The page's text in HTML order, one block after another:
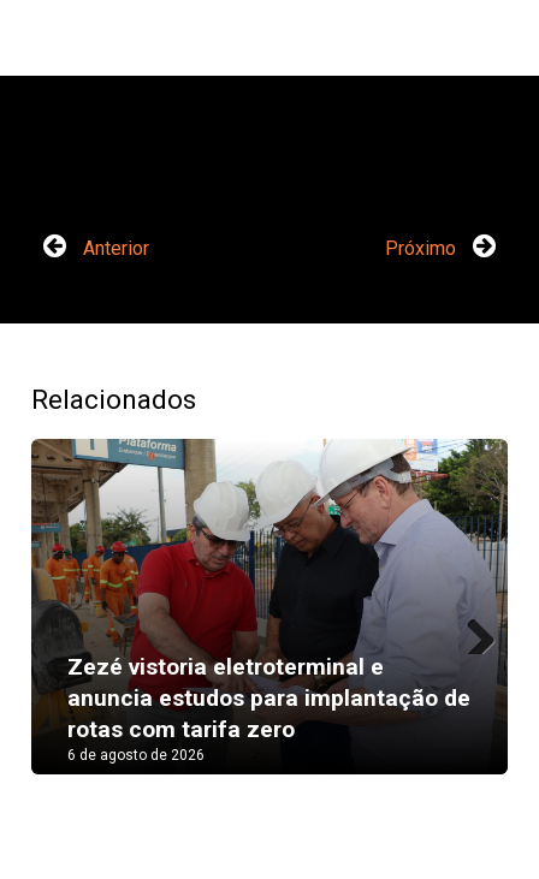
Anterior Próximo
Relacionados
Zezé vistoria eletroterminal e
anuncia estudos para implantação de
rotas com tarifa zero
6 de agosto de 2026
Next